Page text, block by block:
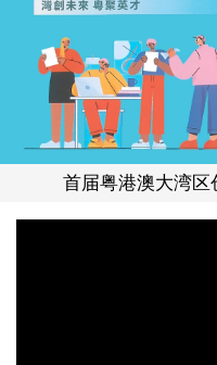
首届粤港澳大湾